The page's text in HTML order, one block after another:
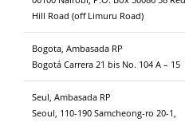
Hill Road (off Limuru Road)
Bogota, Ambasada RP
Bogotá Carrera 21 bis No. 104 A – 15
Seul, Ambasada RP
Seoul, 110-190 Samcheong-ro 20-1,